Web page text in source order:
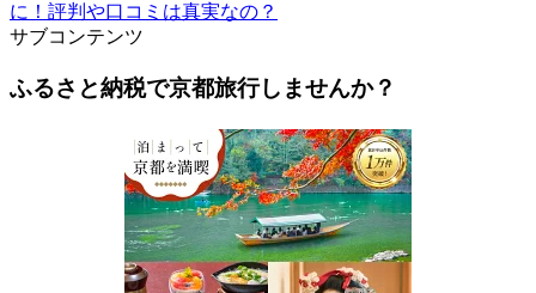
に！評判や口コミは真実なの？
サブコンテンツ
ふるさと納税で京都旅行しませんか？